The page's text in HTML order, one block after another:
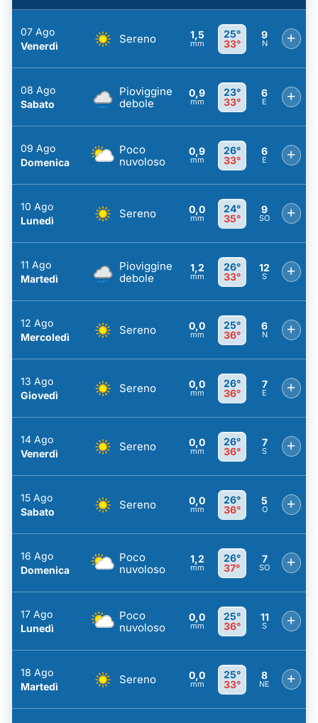
07 Ago
Venerdì
Sereno 1,5
mm
25°
33°
9
N +
08 Ago
Sabato
Pioviggine
debole
0,9
mm
23°
33°
6
E +
09 Ago
Domenica
Poco
nuvoloso
0,9
mm
26°
33°
6
E +
10 Ago
Lunedì
Sereno 0,0
mm
24°
35°
9
SO +
11 Ago
Martedì
Pioviggine
debole
1,2
mm
26°
33°
12
S +
12 Ago
Mercoledì
Sereno 0,0
mm
25°
36°
6
N +
13 Ago
Giovedì
Sereno 0,0
mm
26°
36°
7
E +
14 Ago
Venerdì
Sereno 0,0
mm
26°
36°
7
S +
15 Ago
Sabato
Sereno 0,0
mm
26°
36°
5
O +
16 Ago
Domenica
Poco
nuvoloso
1,2
mm
26°
37°
7
SO +
17 Ago
Lunedì
Poco
nuvoloso
0,0
mm
25°
36°
11
S +
18 Ago
Martedì
Sereno 0,0
mm
25°
33°
8
NE +